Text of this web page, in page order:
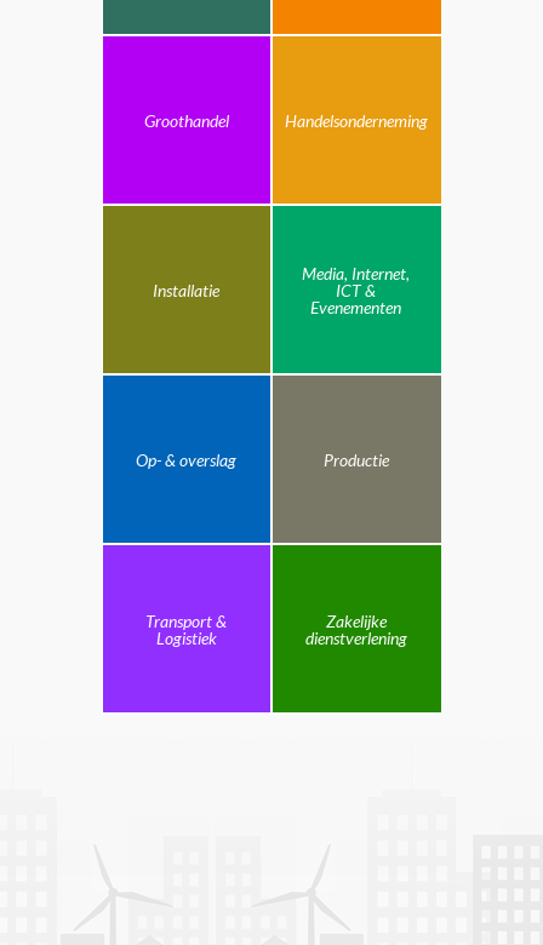
Groothandel Handelsonderneming
Installatie
Media, Internet,
ICT &
Evenementen
Op- & overslag Productie
Transport &
Logistiek
Zakelijke
dienstverlening